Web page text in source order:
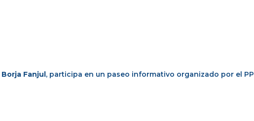
Borja Fanjul, participa en un paseo informativo organizado por el PP